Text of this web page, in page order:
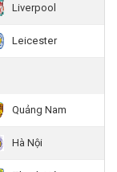
Liverpool
Leicester
Quảng Nam
Hà Nội